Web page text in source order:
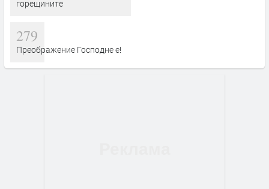
горещините
279
Преображение Господне е!